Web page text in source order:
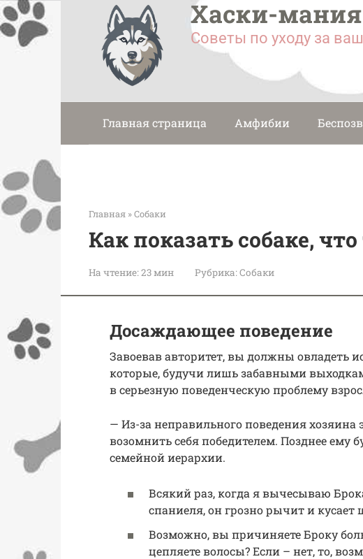
Перейти
к
контенту
Хаски-мания
Советы по уходу за
Главная страница Амфибии
Главная »Собаки
Как показать собаке,
На чтение:23 мин Рубрика:Собаки
Досаждающее поведение
Завоевав авторитет, вы должны овладеть
которые, будучи лишь забавными
в серьезную поведенческую проблему
— Из-за неправильного поведения
возомнить себя победителем. Позднее ему
семейной иерархии.
Всякий раз, когда я вычесываю
спаниеля, он грозно рычит и кусает
Возможно, вы причиняете Броку
цепляете волосы? Если – нет, то,